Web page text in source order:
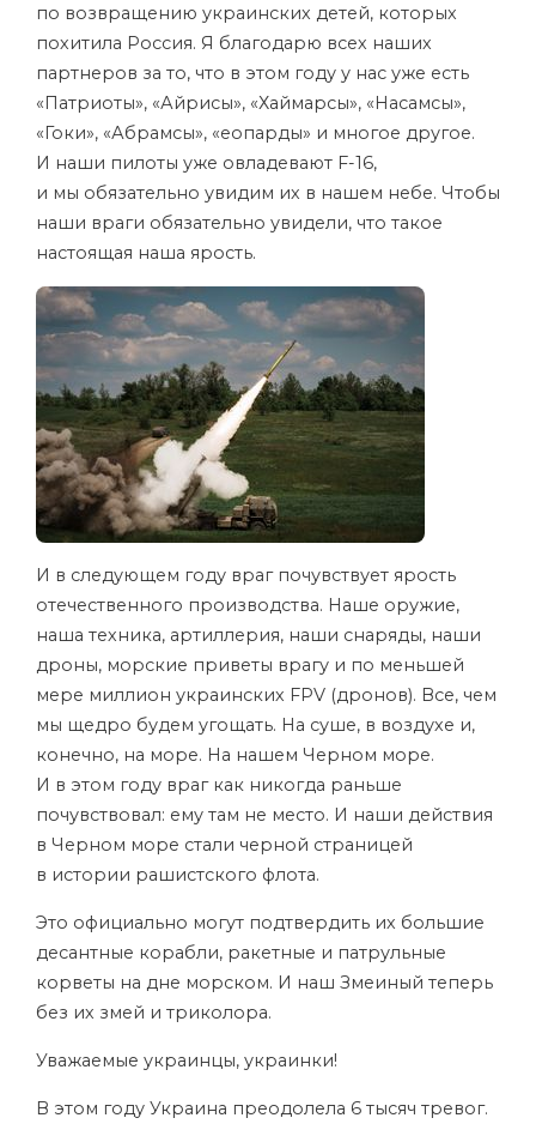
по возвращению украинских детей, которых
похитила Россия. Я благодарю всех наших
партнеров за то, что в этом году у нас уже есть
«Патриоты», «Айрисы», «Хаймарсы», «Насамсы»,
«Гоки», «Абрамсы», «еопарды» и многое другое.
И наши пилоты уже овладевают F-16,
и мы обязательно увидим их в нашем небе. Чтобы
наши враги обязательно увидели, что такое
настоящая наша ярость.
И в следующем году враг почувствует ярость
отечественного производства. Наше оружие,
наша техника, артиллерия, наши снаряды, наши
дроны, морские приветы врагу и по меньшей
мере миллион украинских FPV (дронов). Все, чем
мы щедро будем угощать. На суше, в воздухе и,
конечно, на море. На нашем Черном море.
И в этом году враг как никогда раньше
почувствовал: ему там не место. И наши действия
в Черном море стали черной страницей
в истории рашистского флота.
Это официально могут подтвердить их большие
десантные корабли, ракетные и патрульные
корветы на дне морском. И наш Змеиный теперь
без их змей и триколора.
Уважаемые украинцы, украинки!
В этом году Украина преодолела 6 тысяч тревог.